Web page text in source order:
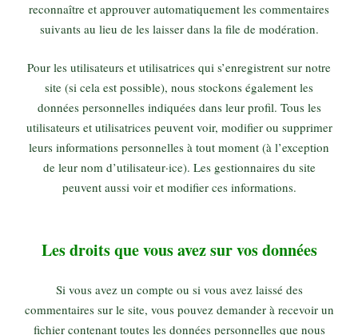
reconnaître et approuver automatiquement les commentaires
suivants au lieu de les laisser dans la file de modération.
Pour les utilisateurs et utilisatrices qui s’enregistrent sur notre
site (si cela est possible), nous stockons également les
données personnelles indiquées dans leur profil. Tous les
utilisateurs et utilisatrices peuvent voir, modifier ou supprimer
leurs informations personnelles à tout moment (à l’exception
de leur nom d’utilisateur·ice). Les gestionnaires du site
peuvent aussi voir et modifier ces informations.
Les droits que vous avez sur vos données
Si vous avez un compte ou si vous avez laissé des
commentaires sur le site, vous pouvez demander à recevoir un
fichier contenant toutes les données personnelles que nous